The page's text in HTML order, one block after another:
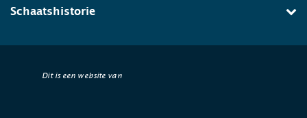
Schaatshistorie
Dit is een website van